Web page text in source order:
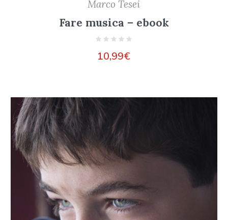
Marco Tesei
Fare musica – ebook
10,99€